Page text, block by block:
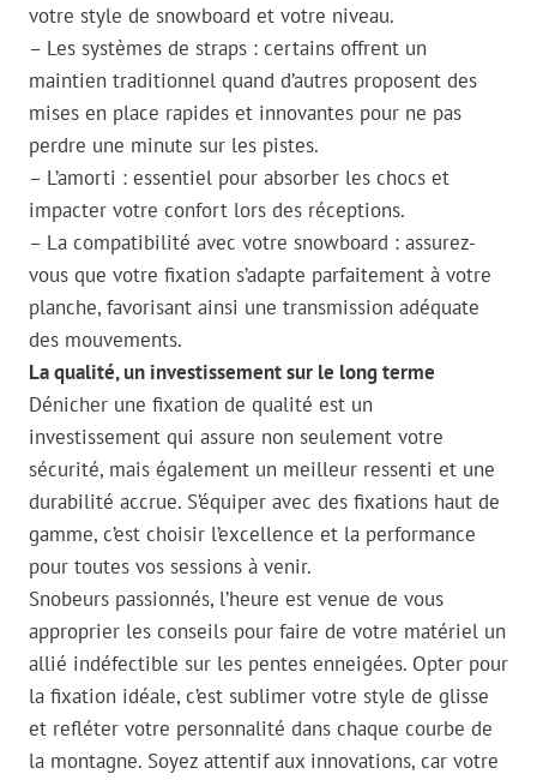
votre style de snowboard et votre niveau.
– Les systèmes de straps : certains offrent un
maintien traditionnel quand d’autres proposent des
mises en place rapides et innovantes pour ne pas
perdre une minute sur les pistes.
– L’amorti : essentiel pour absorber les chocs et
impacter votre confort lors des réceptions.
– La compatibilité avec votre snowboard : assurez-
vous que votre fixation s’adapte parfaitement à votre
planche, favorisant ainsi une transmission adéquate
des mouvements.
La qualité, un investissement sur le long terme
Dénicher une fixation de qualité est un
investissement qui assure non seulement votre
sécurité, mais également un meilleur ressenti et une
durabilité accrue. S’équiper avec des fixations haut de
gamme, c’est choisir l’excellence et la performance
pour toutes vos sessions à venir.
Snobeurs passionnés, l’heure est venue de vous
approprier les conseils pour faire de votre matériel un
allié indéfectible sur les pentes enneigées. Opter pour
la fixation idéale, c’est sublimer votre style de glisse
et refléter votre personnalité dans chaque courbe de
la montagne. Soyez attentif aux innovations, car votre